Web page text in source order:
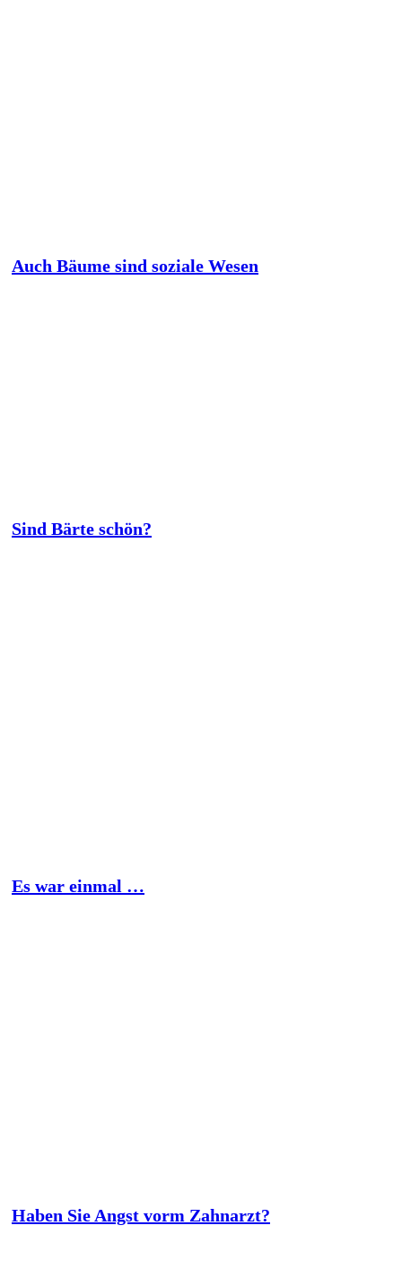
Auch Bäume sind soziale Wesen
Sind Bärte schön?
Es war einmal …
Haben Sie Angst vorm Zahnarzt?